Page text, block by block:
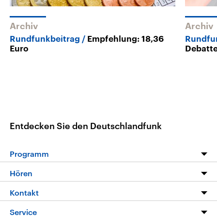
Archiv
Rundfunkbeitrag
Empfehlung: 18,36
Euro
Archiv
Entdecken Sie den Deutschlandfunk
Programm
Programm
Die Nachrichten
Hören
Livestream
Kontakt
Hörerservice
Service